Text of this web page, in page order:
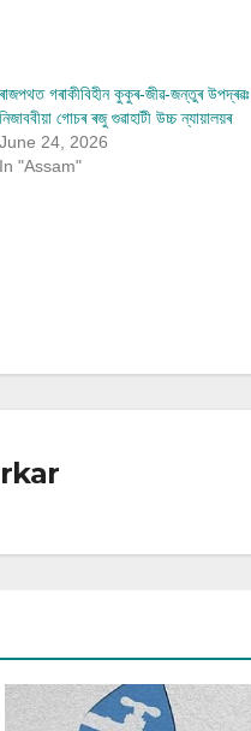
ৰাজপথত গৰাকীবিহীন কুকুৰ-জীৱ-জন্তুৰ উপদ্ৰৱঃ
নিজাববীয়া গোচৰ ৰজু গুৱাহাটী উচ্চ ন্যায়ালয়ৰ
June 24, 2026
In "Assam"